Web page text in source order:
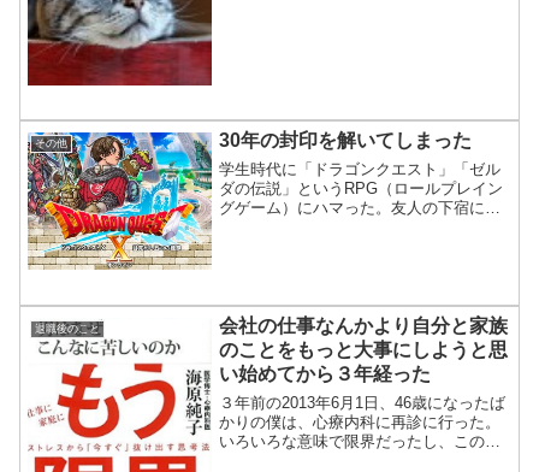
その他 30年の封印を解いてしまった
学生時代に「ドラゴンクエスト」「ゼル
ダの伝説」というRPG（ロールプレイン
グゲーム）にハマった。友人の下宿に泊
退職後のこと
会社の仕事なんかより自分と家族
のことをもっと大事にしようと思
い始めてから３年経った
３年前の2013年6月1日、46歳になったば
かりの僕は、心療内科に再診に行った。
いろいろな意味で限界だったし、このま